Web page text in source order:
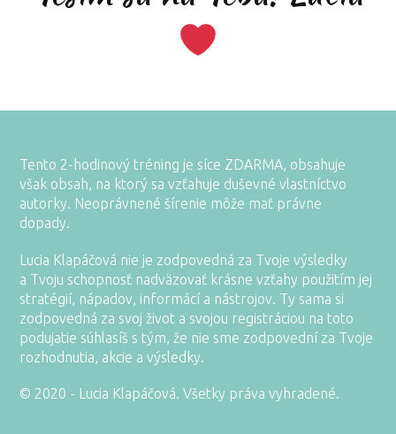
Tento 2-hodinový tréning je síce ZDARMA, obsahuje
však obsah, na ktorý sa vzťahuje duševné vlastníctvo
autorky. Neoprávnené šírenie môže mať právne
dopady.
Lucia Klapáčová nie je zodpovedná za Tvoje výsledky
a Tvoju schopnosť nadväzovať krásne vzťahy použitím jej
stratégií, nápadov, informácí a nástrojov. Ty sama si
zodpovedná za svoj život a svojou registráciou na toto
podujatie súhlasíš s tým, že nie sme zodpovední za Tvoje
rozhodnutia, akcie a výsledky.
© 2020 - Lucia Klapáčová. Všetky práva vyhradené.